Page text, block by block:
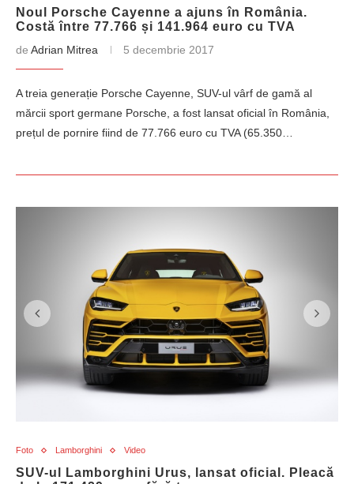
Noul Porsche Cayenne a ajuns în România.
Costă între 77.766 și 141.964 euro cu TVA
de Adrian Mitrea 5 decembrie 2017
A treia generație Porsche Cayenne, SUV-ul vârf de gamă al
mărcii sport germane Porsche, a fost lansat oficial în România,
prețul de pornire fiind de 77.766 euro cu TVA (65.350…
Foto Lamborghini Video
SUV-ul Lamborghini Urus, lansat oficial. Pleacă